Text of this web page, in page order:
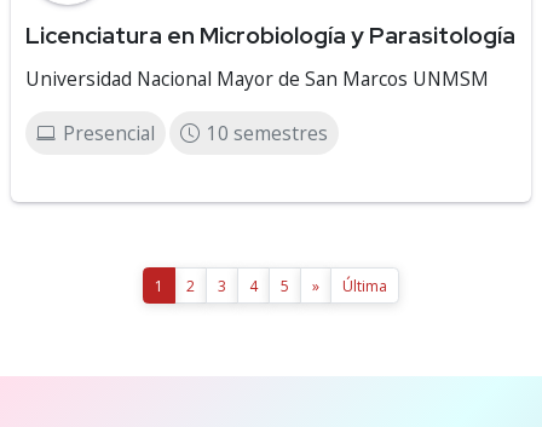
Licenciatura en Microbiología y Parasitología
Universidad Nacional Mayor de San Marcos UNMSM
Presencial 10 semestres
1 2 3 4 5 » Última